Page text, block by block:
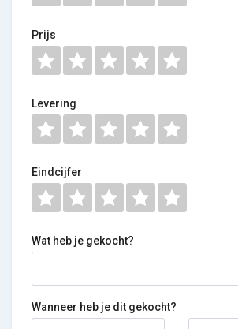
Prijs
Levering
Eindcijfer
Wat heb je gekocht?
Wanneer heb je dit gekocht?